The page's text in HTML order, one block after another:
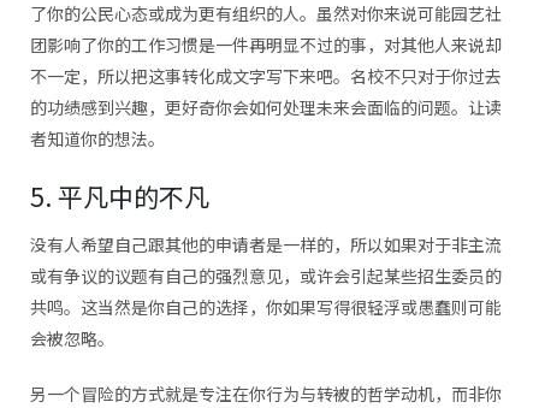
了你的公民心态或成为更有组织的人。虽然对你来说可能园艺社
团影响了你的工作习惯是一件再明显不过的事，对其他人来说却
不一定，所以把这事转化成文字写下来吧。名校不只对于你过去
的功绩感到兴趣，更好奇你会如何处理未来会面临的问题。让读
者知道你的想法。
5. 平凡中的不凡
没有人希望自己跟其他的申请者是一样的，所以如果对于非主流
或有争议的议题有自己的强烈意见，或许会引起某些招生委员的
共鸣。这当然是你自己的选择，你如果写得很轻浮或愚蠢则可能
会被忽略。
另一个冒险的方式就是专注在你行为与转被的哲学动机，而非你